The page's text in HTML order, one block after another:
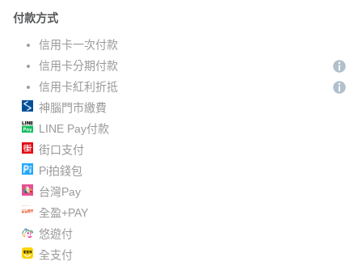
付款方式
信用卡一次付款
信用卡分期付款
信用卡紅利折抵
神腦門市繳費
LINE Pay付款
街口支付
Pi拍錢包
台灣Pay
全盈+PAY
悠遊付
全支付